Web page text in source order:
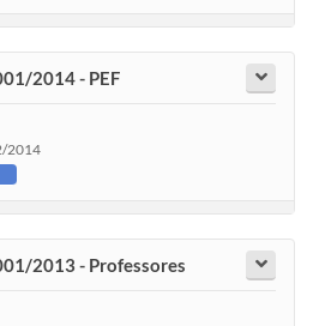
(SIC-FÍSICO)
2014 - PEF
2014
2013 - Professores